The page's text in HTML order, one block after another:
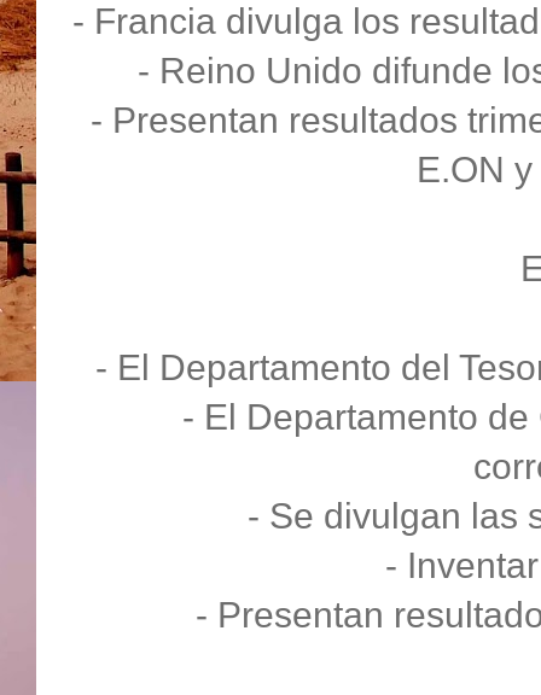
- Francia divulga los
- Reino Unido difunde
- Presentan resultados
E.ON
- El Departamento del
- El Departamento
- Se divulgan las
-
- Presentan